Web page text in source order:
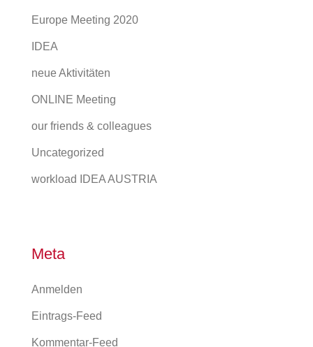
Europe Meeting 2020
IDEA
neue Aktivitäten
ONLINE Meeting
our friends & colleagues
Uncategorized
workload IDEA AUSTRIA
Meta
Anmelden
Eintrags-Feed
Kommentar-Feed